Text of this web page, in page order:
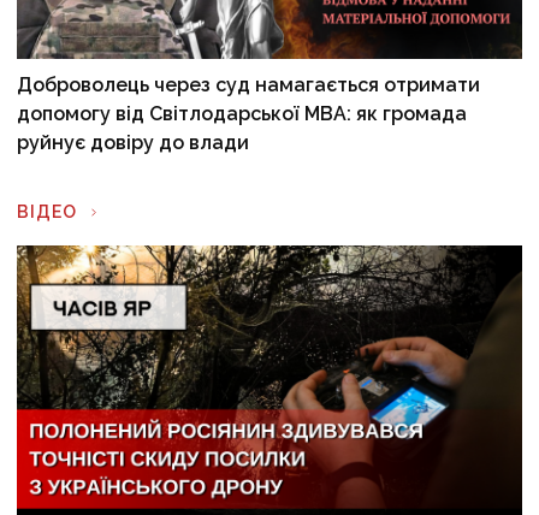
Доброволець через суд намагається отримати
допомогу від Світлодарської МВА: як громада
руйнує довіру до влади
ВІДЕО